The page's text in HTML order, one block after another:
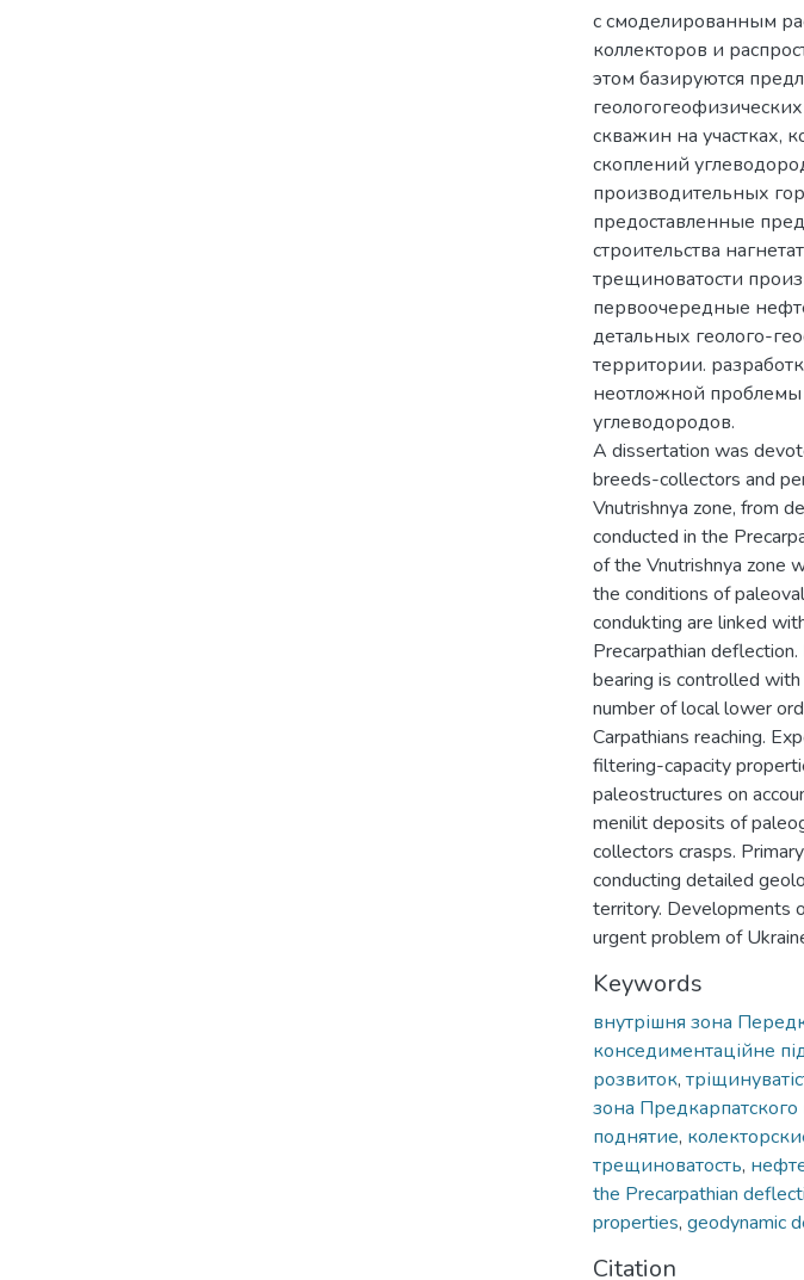
с смоделированным
коллекторов и
этом базируются
скважин на участках,
скоплений
производительных
предоставленные
строительства
трещиноватости
первоочередные
детальных геолого-
территории.
неотложной
углеводородов.
A dissertation was
breeds-collectors and
Vnutrishnya zone, from
conducted in the
of the Vnutrishnya zone
the conditions of
condukting are linked
Precarpathian
bearing is controlled
number of local lower
Carpathians reaching.
filtering-capacity
paleostructures on
menilit deposits of
collectors crasps.
conducting detailed
territory. Developments
urgent problem of
Keywords
внутрішня зона
конседиментаційне
розвиток,
зона Предкарпатского
поднятие,
трещиноватость,
the Precarpathian
properties, geodynamic
Citation